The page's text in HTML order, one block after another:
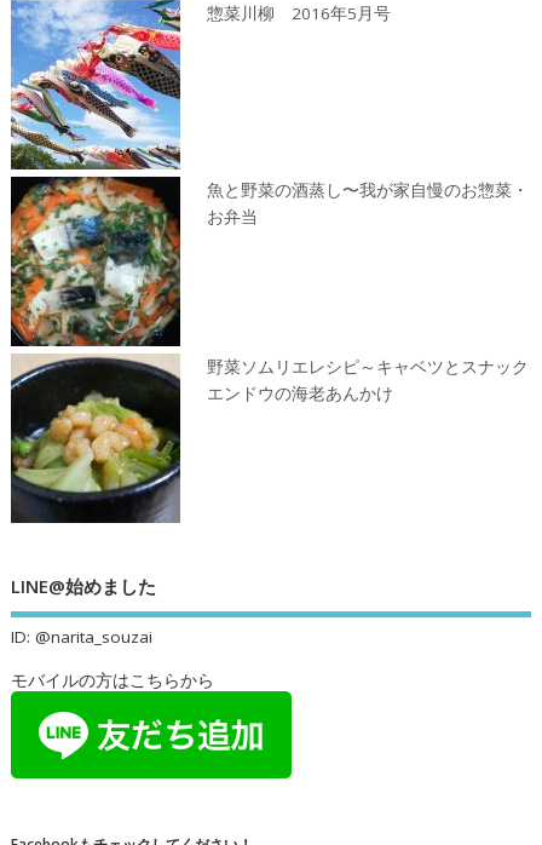
惣菜川柳 2016年5月号
魚と野菜の酒蒸し〜我が家自慢のお惣菜・
お弁当
野菜ソムリエレシピ～キャベツとスナック
エンドウの海老あんかけ
LINE@始めました
ID: @narita_souzai
モバイルの方はこちらから